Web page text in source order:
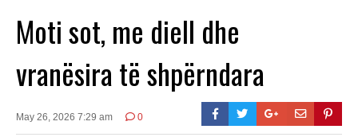
Moti sot, me diell dhe
vranësira të shpërndara
May 26, 2026 7:29 am 0